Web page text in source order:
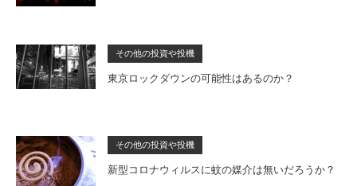
その他の投資や投機
東京ロックダウンの可能性はあるのか？
その他の投資や投機
新型コロナウィルスに蚊の媒介は無いだろうか？